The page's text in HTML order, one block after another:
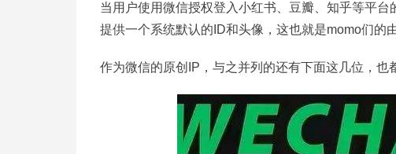
当用户使用微信授权登入小红书、豆瓣、知乎等平
提供一个系统默认的ID和头像，这也就是momo们的
作为微信的原创IP，与之并列的还有下面这几位，也